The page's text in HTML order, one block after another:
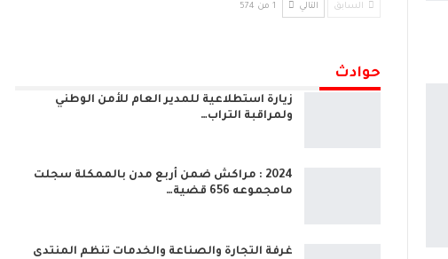
السابق التالي 1 من 574
حوادث
زيارة استطلاعية للمدير العام للأمن الوطني
ولمراقبة التراب…
2024 : مراكش ضمن أربع مدن بالممكلة سجلت
مامجموعه 656 قضية…
غرفة التجارة والصناعة والخدمات تنظم المنتدى